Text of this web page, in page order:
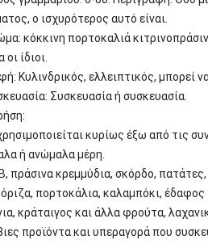
ο ισχυρότερος αυτό είναι.
κόκκινη πορτοκαλιά
ίδιοι.
Κυλινδρικός, ελλειπτικός, μπορεί
Συσκευασία ή συσκευασία.
κυρίως έξω από τις
ή ανώμαλα μέρη.
πράσινα κρεμμύδια, σκόρδο,
πορτοκάλια, καλαμπόκι, έδαφος
κράταιγος και άλλα φρούτα,
προϊόντα και υπεραγορά που